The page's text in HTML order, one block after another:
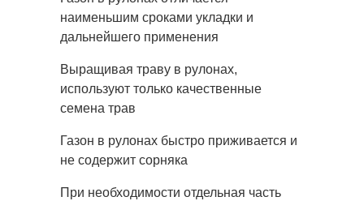
наименьшим сроками укладки и
дальнейшего применения
Выращивая траву в рулонах,
используют только качественные
семена трав
Газон в рулонах быстро приживается и
не содержит сорняка
При необходимости отдельная часть